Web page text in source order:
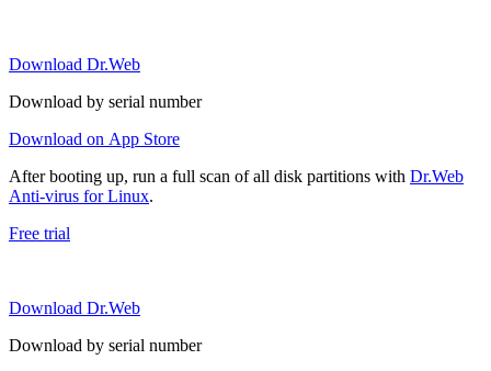
Download Dr.Web
Download by serial number
Download on App Store
After booting up, run a full scan of all disk partitions with Dr.Web
Anti-virus for Linux.
Free trial
Download Dr.Web
Download by serial number